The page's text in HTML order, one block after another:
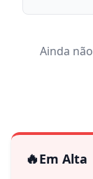
Ainda
🔥Em Alta